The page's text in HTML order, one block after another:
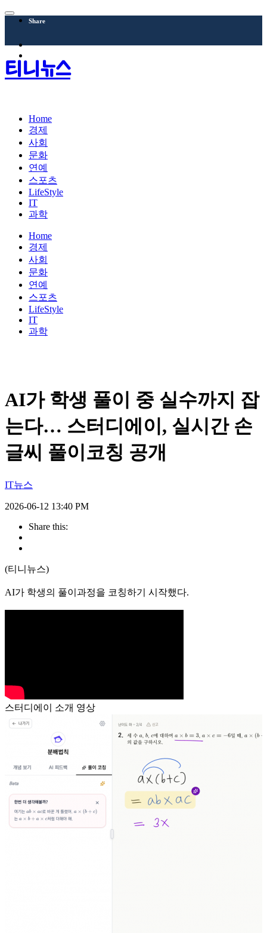
Share
티니뉴스
Home
경제
사회
문화
연예
스포츠
LifeStyle
IT
과학
Home
경제
사회
문화
연예
스포츠
LifeStyle
IT
과학
AI가 학생 풀이 중 실수까지 잡
는다… 스터디에이, 실시간 손
글씨 풀이코칭 공개
IT뉴스
2026-06-12 13:40 PM
Share this:
(티니뉴스)
AI가 학생의 풀이과정을 코칭하기 시작했다.
스터디에이 소개 영상